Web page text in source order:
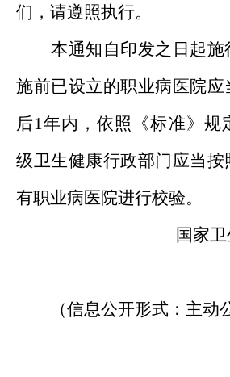
们，请遵照执行。
本通知自印发之日起施
施前已设立的职业病医院
后1年内，依照《标准》规
级卫生健康行政部门应当
有职业病医院进行校验。
国家卫
（信息公开形式：主动公